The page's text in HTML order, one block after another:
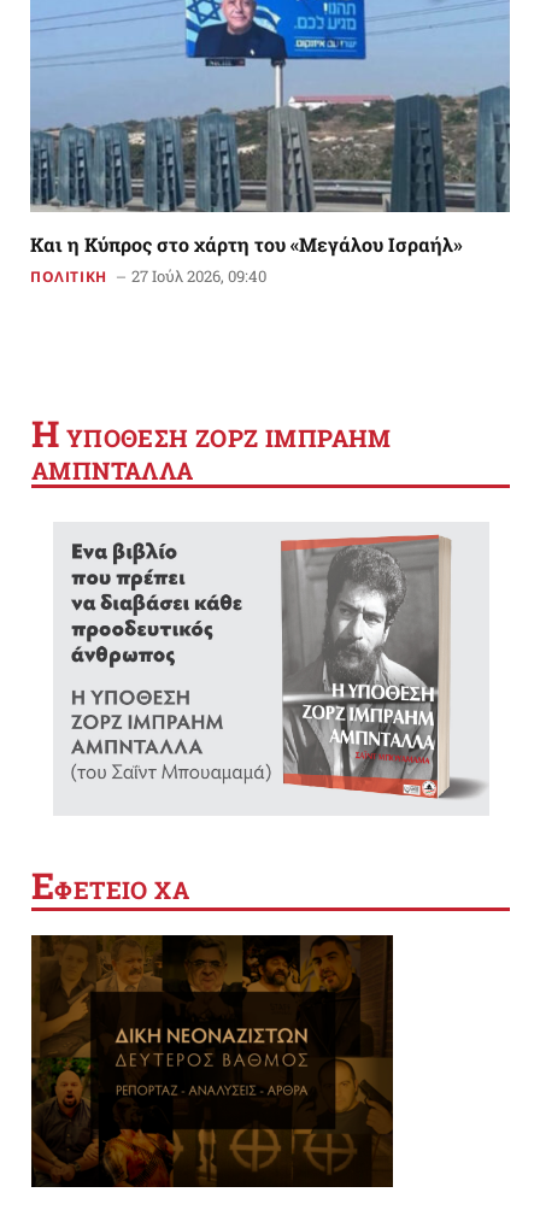
Και η Κύπρος στο χάρτη του «Μεγάλου Ισραήλ»
ΠΟΛΙΤΙΚΗ 27 Ιούλ 2026, 09:40
Η YΠΟΘΕΣΗ ΖΟΡΖ ΙΜΠΡΑΗΜ
ΑΜΠΝΤΑΛΛΑ
ΕΦΕΤΕΙΟ ΧΑ